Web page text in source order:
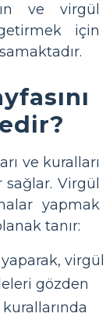
ve virgül
için
ve kuralları
Virgül
yapmak
tanır:
virgül
gözden